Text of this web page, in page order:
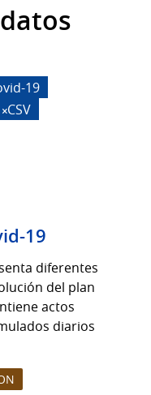
19
CSV
19
diferentes
del plan
actos
diarios